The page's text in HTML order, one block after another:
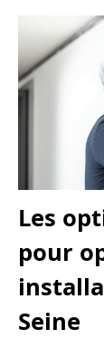
Les
pour
Seine